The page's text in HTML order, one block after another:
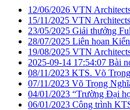
12/06/2026 VTN
15/11/2025 VTN
23/05/2025 Giải thưởng
28/07/2025 Liên hoan
19/08/2025 VTN
2025-09-14 17:54:07 Bài
08/11/2023 KTS. Võ
07/11/2023 Võ Trọng
04/01/2023 “Trường Đại
06/01/2023 Công trình